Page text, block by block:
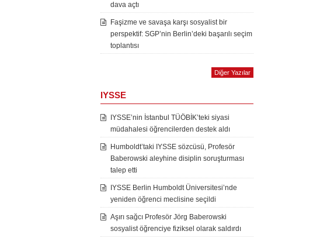
dava açtı
Faşizme ve savaşa karşı sosyalist bir
perspektif: SGP’nin Berlin’deki başarılı seçim
toplantısı
Diğer Yazılar
IYSSE
IYSSE’nin İstanbul TÜÖBİK’teki siyasi
müdahalesi öğrencilerden destek aldı
Humboldt’taki IYSSE sözcüsü, Profesör
Baberowski aleyhine disiplin soruşturması
talep etti
IYSSE Berlin Humboldt Üniversitesi’nde
yeniden öğrenci meclisine seçildi
Aşırı sağcı Profesör Jörg Baberowski
sosyalist öğrenciye fiziksel olarak saldırdı